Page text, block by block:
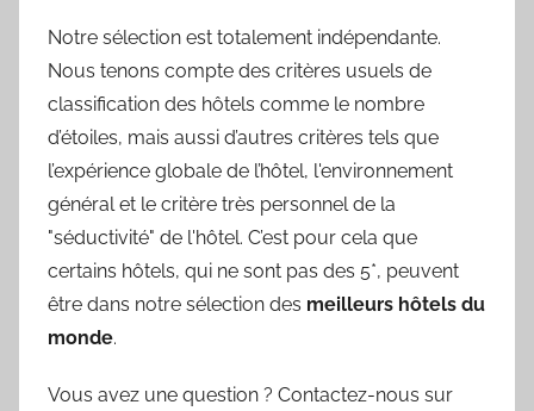
Notre sélection est totalement indépendante.
Nous tenons compte des critères usuels de
classification des hôtels comme le nombre
d’étoiles, mais aussi d’autres critères tels que
l’expérience globale de l’hôtel, l'environnement
général et le critère très personnel de la
"séductivité" de l'hôtel. C’est pour cela que
certains hôtels, qui ne sont pas des 5*, peuvent
être dans notre sélection des meilleurs hôtels du
monde.
Vous avez une question ? Contactez-nous sur